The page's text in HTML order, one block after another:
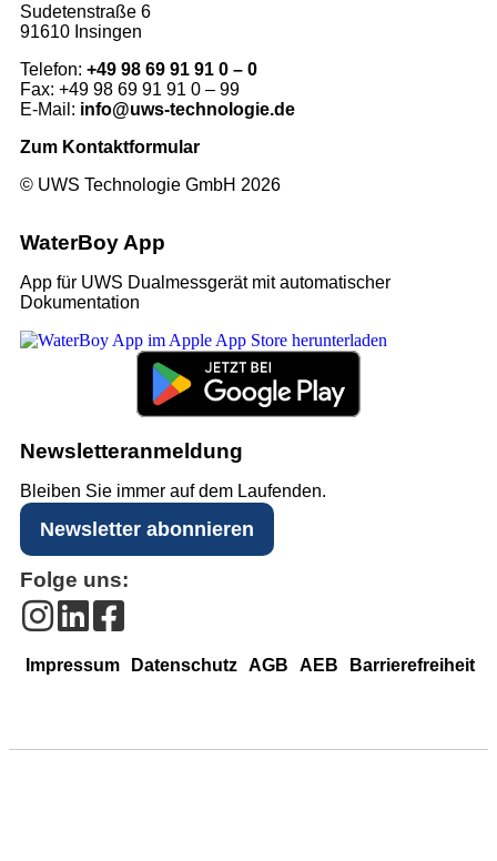
Sudetenstraße 6
91610 Insingen
Telefon: +49 98 69 91 91 0 – 0
Fax: +49 98 69 91 91 0 – 99
E-Mail: info@uws-technologie.de
Zum Kontaktformular
© UWS Technologie GmbH 2026
WaterBoy App
App für UWS Dualmessgerät mit automatischer
Dokumentation
Newsletter­anmeldung
Bleiben Sie immer auf dem Laufenden.
Newsletter abonnieren
Folge uns:
Impressum Datenschutz AGB AEB Barrierefreiheit